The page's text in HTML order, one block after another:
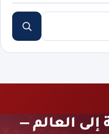
العالم —